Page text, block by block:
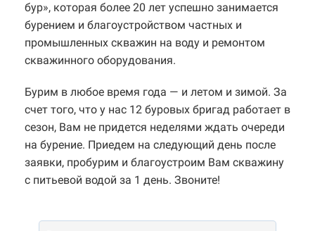
бур», которая более 20 лет успешно занимается
бурением и благоустройством частных и
промышленных скважин на воду и ремонтом
скважинного оборудования.
Бурим в любое время года — и летом и зимой. За
счет того, что у нас 12 буровых бригад работает в
сезон, Вам не придется неделями ждать очереди
на бурение. Приедем на следующий день после
заявки, пробурим и благоустроим Вам скважину
с питьевой водой за 1 день. Звоните!